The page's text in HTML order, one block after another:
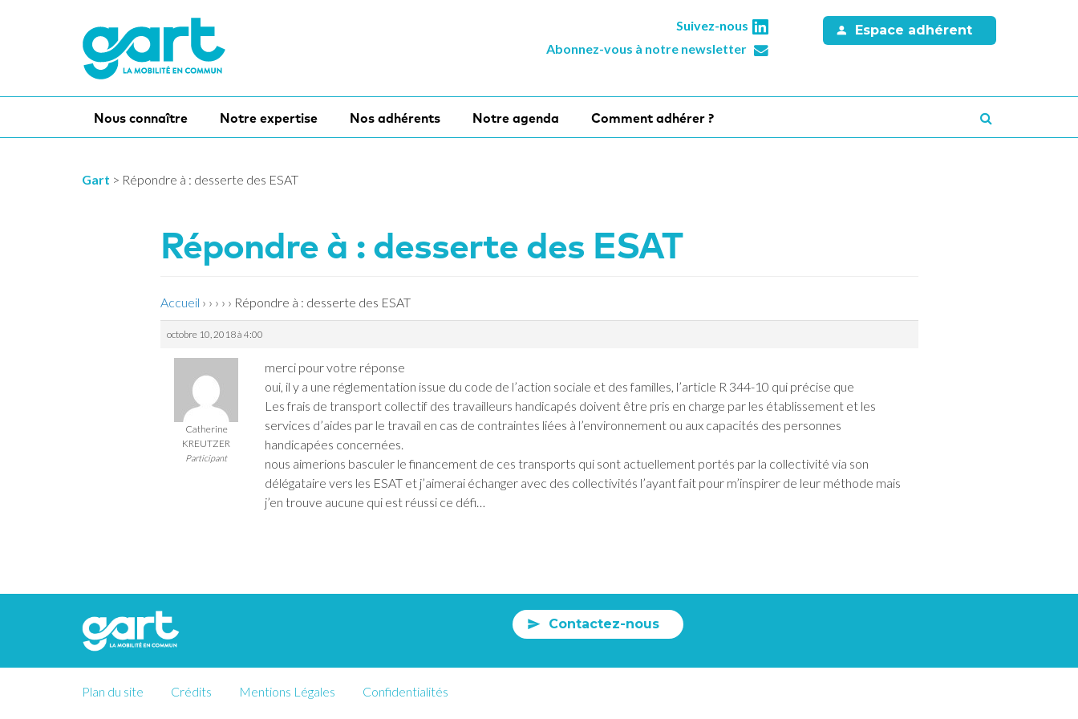
Suivez-nous
Abonnez-vous à notre newsletter
Espace adhérent
Nous connaître Notre expertise Nos adhérents Notre agenda Comment adhérer ?
Gart > Répondre à : desserte des ESAT
Répondre à : desserte des ESAT
Accueil › › › › › Répondre à : desserte des ESAT
octobre 10, 2018 à 4:00
Catherine
KREUTZER
Participant
merci pour votre réponse
oui, il y a une réglementation issue du code de l’action sociale et des familles, l’article R 344-10 qui précise que
Les frais de transport collectif des travailleurs handicapés doivent être pris en charge par les établissement et les
services d’aides par le travail en cas de contraintes liées à l’environnement ou aux capacités des personnes
handicapées concernées.
nous aimerions basculer le financement de ces transports qui sont actuellement portés par la collectivité via son
délégataire vers les ESAT et j’aimerai échanger avec des collectivités l’ayant fait pour m’inspirer de leur méthode mais
j’en trouve aucune qui est réussi ce défi…
Contactez-nous
Plan du site Crédits Mentions Légales Confidentialités